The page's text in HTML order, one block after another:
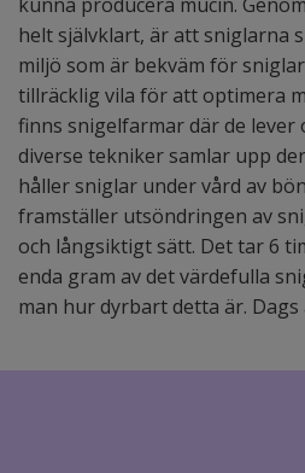
helt självklart, är att sniglarna
miljö som är bekväm för
tillräcklig vila för att optimera
finns snigelfarmar där de lever
diverse tekniker samlar upp
håller sniglar under vård av
framställer utsöndringen av
och långsiktigt sätt. Det tar 6
enda gram av det värdefulla
man hur dyrbart detta är.